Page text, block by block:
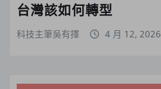
台灣該如何轉型
科技主筆吳有擇 4 月 12, 2026